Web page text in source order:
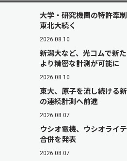
大学・研究機関の特許牽
東北大続く
2026.08.10
新潟大など、光コムで新
より精密な計測が可能に
2026.08.10
東大、原子を流し続ける
の連続計測へ前進
2026.08.07
ウシオ電機、ウシオライ
合併を発表
2026.08.07